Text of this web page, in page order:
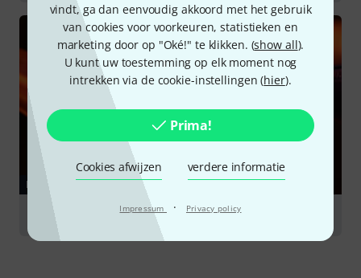
vindt, ga dan eenvoudig akkoord met het gebruik
van cookies voor voorkeuren, statistieken en
marketing door op "Oké!" te klikken. (show all).
U kunt uw toestemming op elk moment nog
intrekken via de cookie-instellingen (hier).
Prima!
Cookies afwijzen verdere informatie
Impressum · Privacy policy
RAADGEVER
Recording Wind Instruments